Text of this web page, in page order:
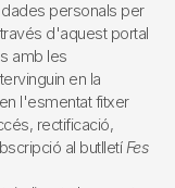
personals per
d'aquest portal
amb les
en la
l'esmentat fitxer
rectificació,
al butlletí Fes